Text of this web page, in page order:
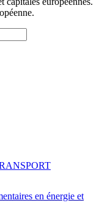
en énergie et